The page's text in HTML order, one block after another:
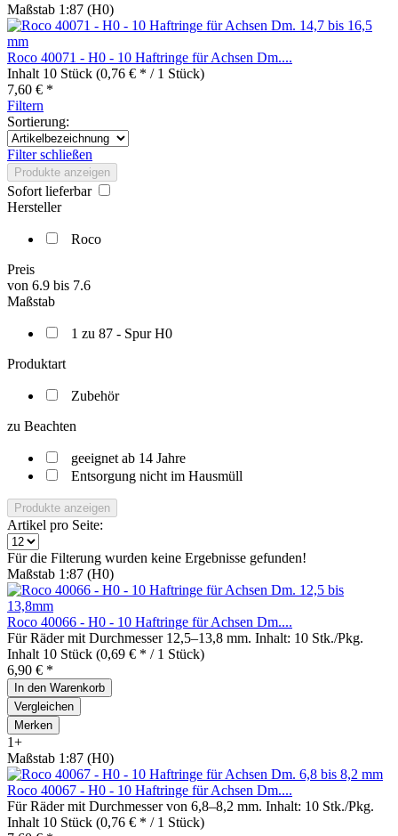
Maßstab 1:87 (H0)
Roco 40071 - H0 - 10 Haftringe für Achsen Dm....
Inhalt 10 Stück (0,76 € * / 1 Stück)
7,60 € *
Filtern
Sortierung:
Filter schließen
Produkte anzeigen
Sofort lieferbar
Hersteller
Roco
Preis
von 6.9 bis 7.6
Maßstab
1 zu 87 - Spur H0
Produktart
Zubehör
zu Beachten
geeignet ab 14 Jahre
Entsorgung nicht im Hausmüll
Produkte anzeigen
Artikel pro Seite:
Für die Filterung wurden keine Ergebnisse gefunden!
Maßstab 1:87 (H0)
Roco 40066 - H0 - 10 Haftringe für Achsen Dm....
Für Räder mit Durchmesser 12,5–13,8 mm. Inhalt: 10 Stk./Pkg.
Inhalt 10 Stück (0,69 € * / 1 Stück)
6,90 € *
In den Warenkorb
Vergleichen
Merken
1+
Maßstab 1:87 (H0)
Roco 40067 - H0 - 10 Haftringe für Achsen Dm....
Für Räder mit Durchmesser von 6,8–8,2 mm. Inhalt: 10 Stk./Pkg.
Inhalt 10 Stück (0,76 € * / 1 Stück)